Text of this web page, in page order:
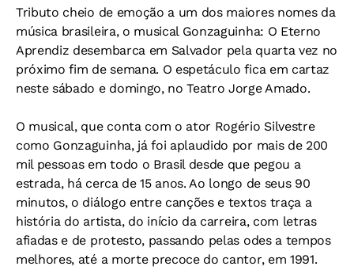
Tributo cheio de emoção a um dos maiores nomes da
música brasileira, o musical Gonzaguinha: O Eterno
Aprendiz desembarca em Salvador pela quarta vez no
próximo fim de semana. O espetáculo fica em cartaz
neste sábado e domingo, no Teatro Jorge Amado.
O musical, que conta com o ator Rogério Silvestre
como Gonzaguinha, já foi aplaudido por mais de 200
mil pessoas em todo o Brasil desde que pegou a
estrada, há cerca de 15 anos. Ao longo de seus 90
minutos, o diálogo entre canções e textos traça a
história do artista, do início da carreira, com letras
afiadas e de protesto, passando pelas odes a tempos
melhores, até a morte precoce do cantor, em 1991.